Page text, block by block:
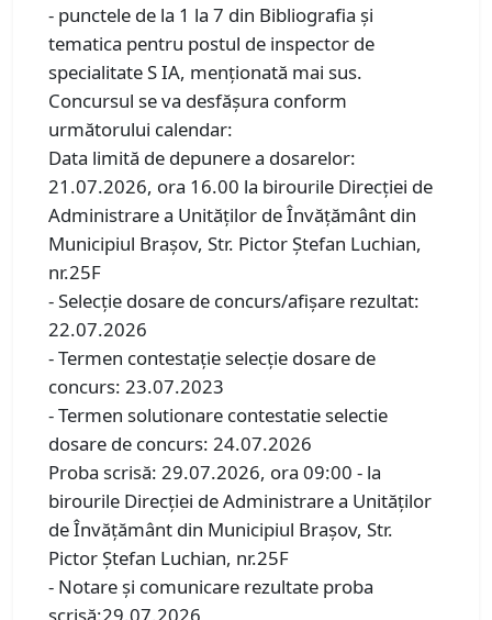
- punctele de la 1 la 7 din Bibliografia și
tematica pentru postul de inspector de
specialitate S IA, menționată mai sus.
Concursul se va desfăşura conform
următorului calendar:
Data limită de depunere a dosarelor:
21.07.2026, ora 16.00 la birourile Direcției de
Administrare a Unităților de Învățământ din
Municipiul Brașov, Str. Pictor Ștefan Luchian,
nr.25F
- Selecţie dosare de concurs/afişare rezultat:
22.07.2026
- Termen contestaţie selecţie dosare de
concurs: 23.07.2023
- Termen solutionare contestatie selectie
dosare de concurs: 24.07.2026
Proba scrisă: 29.07.2026, ora 09:00 - la
birourile Direcției de Administrare a Unităților
de Învățământ din Municipiul Brașov, Str.
Pictor Ștefan Luchian, nr.25F
- Notare şi comunicare rezultate proba